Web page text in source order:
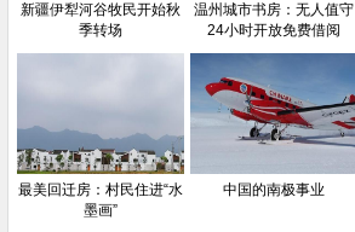
新疆伊犁河谷牧民开始秋
季转场
温州城市书房：无人值守
24小时开放免费借阅
最美回迁房：村民住进“水
墨画”
中国的南极事业